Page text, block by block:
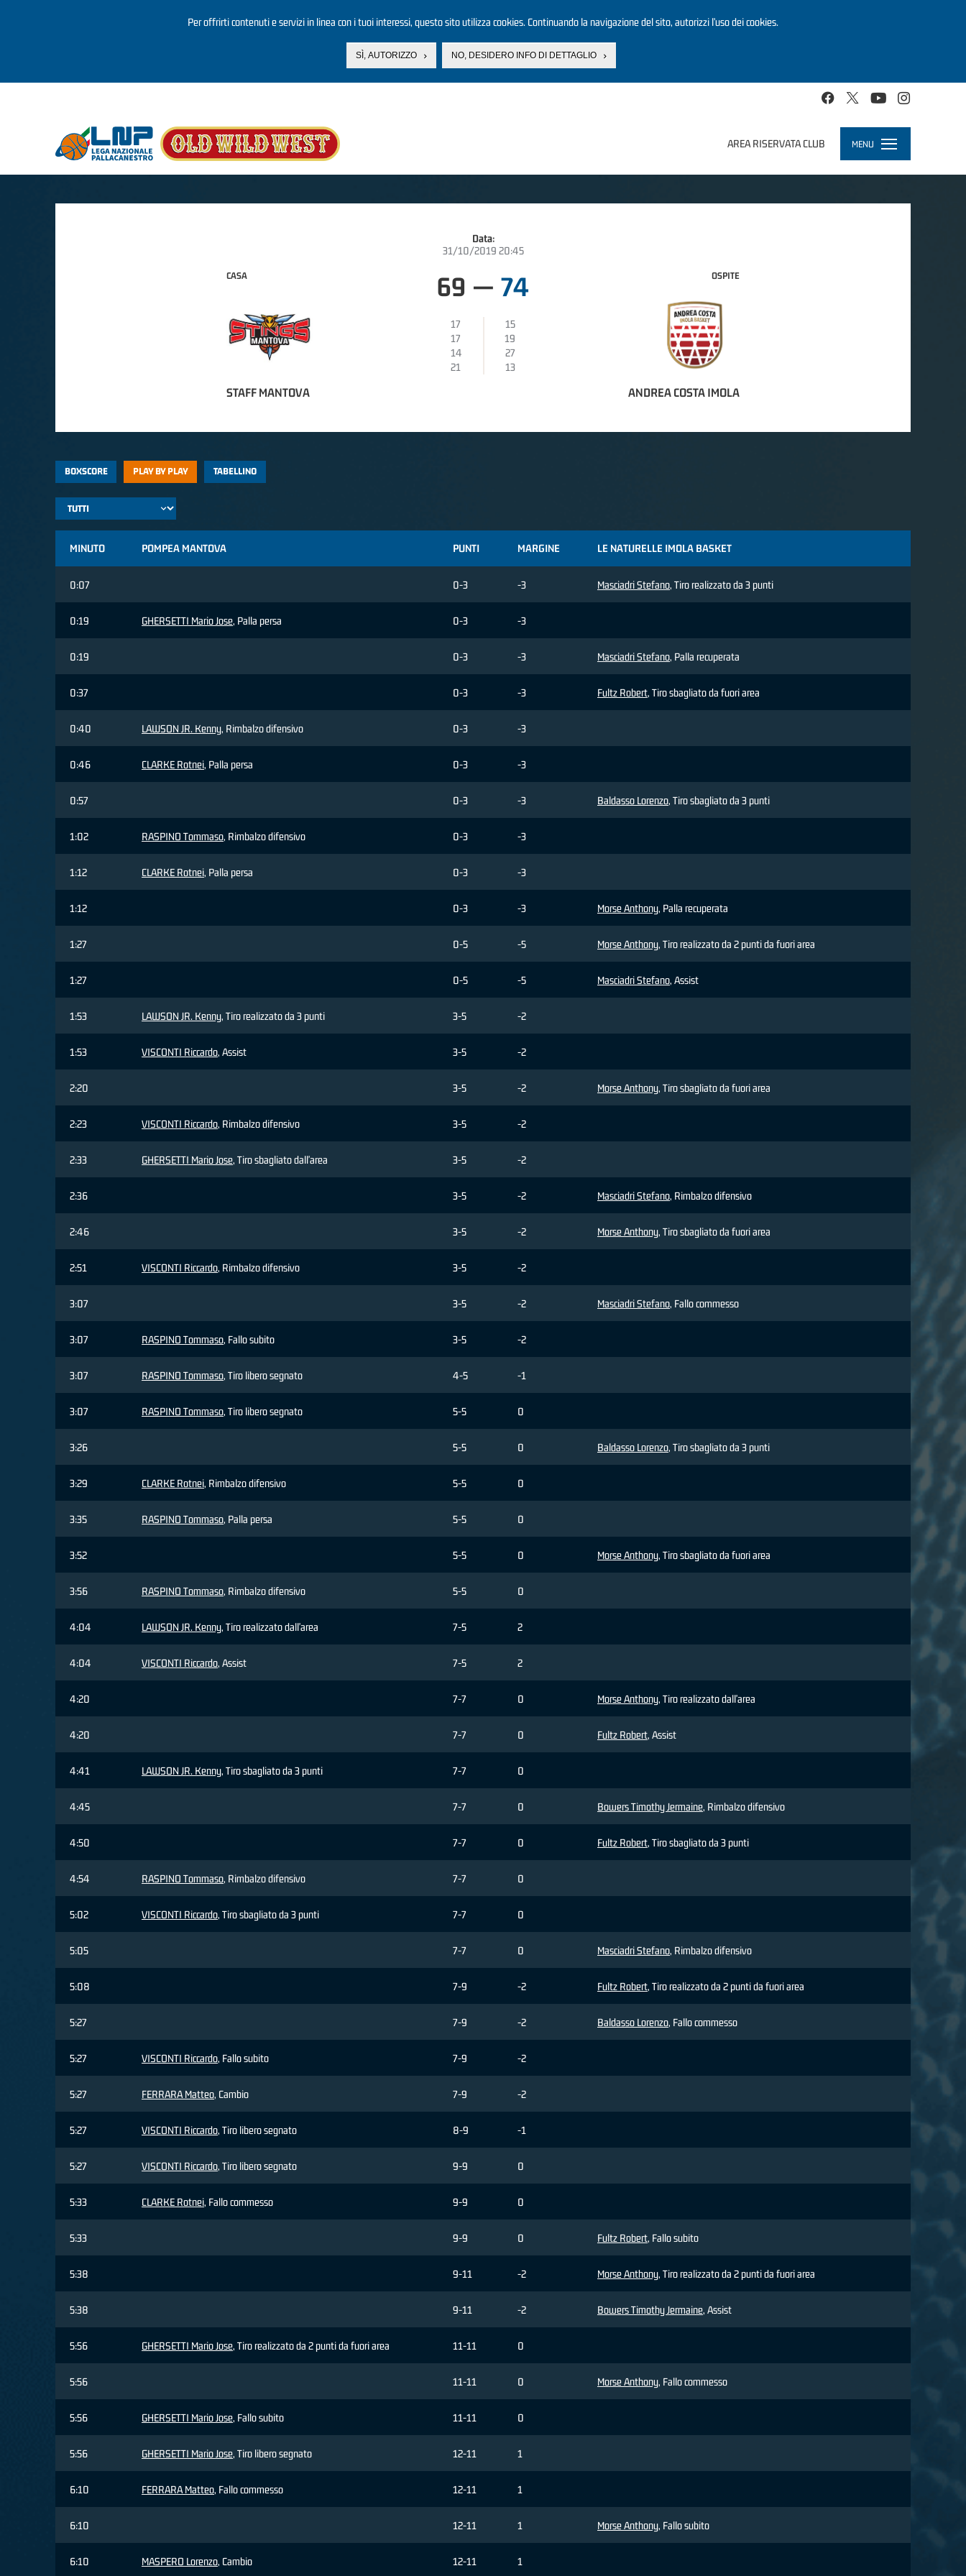
Per offrirti contenuti e servizi in linea con i tuoi interessi, questo sito utilizza cookies. Continuando la navigazione del sito, autorizzi l’uso dei cookies.
SÌ, AUTORIZZO NO, DESIDERO INFO DI DETTAGLIO
AREA RISERVATA CLUB MENU
Toggle
navigation
Data:
31/10/2019 20:45
CASA
STAFF MANTOVA
69 — 74
17
15
17
19
14
27
21
13
OSPITE
ANDREA COSTA IMOLA
BOXSCORE PLAY BY PLAY TABELLINO
MINUTO POMPEA MANTOVA PUNTI MARGINE LE NATURELLE IMOLA BASKET
0:07 0-3 -3 Masciadri Stefano, Tiro realizzato da 3 punti
0:19 GHERSETTI Mario Jose, Palla persa 0-3 -3
0:19 0-3 -3 Masciadri Stefano, Palla recuperata
0:37 0-3 -3 Fultz Robert, Tiro sbagliato da fuori area
0:40 LAWSON JR. Kenny, Rimbalzo difensivo 0-3 -3
0:46 CLARKE Rotnei, Palla persa 0-3 -3
0:57 0-3 -3 Baldasso Lorenzo, Tiro sbagliato da 3 punti
1:02 RASPINO Tommaso, Rimbalzo difensivo 0-3 -3
1:12 CLARKE Rotnei, Palla persa 0-3 -3
1:12 0-3 -3 Morse Anthony, Palla recuperata
1:27 0-5 -5 Morse Anthony, Tiro realizzato da 2 punti da fuori area
1:27 0-5 -5 Masciadri Stefano, Assist
1:53 LAWSON JR. Kenny, Tiro realizzato da 3 punti 3-5 -2
1:53 VISCONTI Riccardo, Assist 3-5 -2
2:20 3-5 -2 Morse Anthony, Tiro sbagliato da fuori area
2:23 VISCONTI Riccardo, Rimbalzo difensivo 3-5 -2
2:33 GHERSETTI Mario Jose, Tiro sbagliato dall'area 3-5 -2
2:36 3-5 -2 Masciadri Stefano, Rimbalzo difensivo
2:46 3-5 -2 Morse Anthony, Tiro sbagliato da fuori area
2:51 VISCONTI Riccardo, Rimbalzo difensivo 3-5 -2
3:07 3-5 -2 Masciadri Stefano, Fallo commesso
3:07 RASPINO Tommaso, Fallo subito 3-5 -2
3:07 RASPINO Tommaso, Tiro libero segnato 4-5 -1
3:07 RASPINO Tommaso, Tiro libero segnato 5-5 0
3:26 5-5 0 Baldasso Lorenzo, Tiro sbagliato da 3 punti
3:29 CLARKE Rotnei, Rimbalzo difensivo 5-5 0
3:35 RASPINO Tommaso, Palla persa 5-5 0
3:52 5-5 0 Morse Anthony, Tiro sbagliato da fuori area
3:56 RASPINO Tommaso, Rimbalzo difensivo 5-5 0
4:04 LAWSON JR. Kenny, Tiro realizzato dall'area 7-5 2
4:04 VISCONTI Riccardo, Assist 7-5 2
4:20 7-7 0 Morse Anthony, Tiro realizzato dall'area
4:20 7-7 0 Fultz Robert, Assist
4:41 LAWSON JR. Kenny, Tiro sbagliato da 3 punti 7-7 0
4:45 7-7 0 Bowers Timothy Jermaine, Rimbalzo difensivo
4:50 7-7 0 Fultz Robert, Tiro sbagliato da 3 punti
4:54 RASPINO Tommaso, Rimbalzo difensivo 7-7 0
5:02 VISCONTI Riccardo, Tiro sbagliato da 3 punti 7-7 0
5:05 7-7 0 Masciadri Stefano, Rimbalzo difensivo
5:08 7-9 -2 Fultz Robert, Tiro realizzato da 2 punti da fuori area
5:27 7-9 -2 Baldasso Lorenzo, Fallo commesso
5:27 VISCONTI Riccardo, Fallo subito 7-9 -2
5:27 FERRARA Matteo, Cambio 7-9 -2
5:27 VISCONTI Riccardo, Tiro libero segnato 8-9 -1
5:27 VISCONTI Riccardo, Tiro libero segnato 9-9 0
5:33 CLARKE Rotnei, Fallo commesso 9-9 0
5:33 9-9 0 Fultz Robert, Fallo subito
5:38 9-11 -2 Morse Anthony, Tiro realizzato da 2 punti da fuori area
5:38 9-11 -2 Bowers Timothy Jermaine, Assist
5:56 GHERSETTI Mario Jose, Tiro realizzato da 2 punti da fuori area 11-11 0
5:56 11-11 0 Morse Anthony, Fallo commesso
5:56 GHERSETTI Mario Jose, Fallo subito 11-11 0
5:56 GHERSETTI Mario Jose, Tiro libero segnato 12-11 1
6:10 FERRARA Matteo, Fallo commesso 12-11 1
6:10 12-11 1 Morse Anthony, Fallo subito
6:10 MASPERO Lorenzo, Cambio 12-11 1